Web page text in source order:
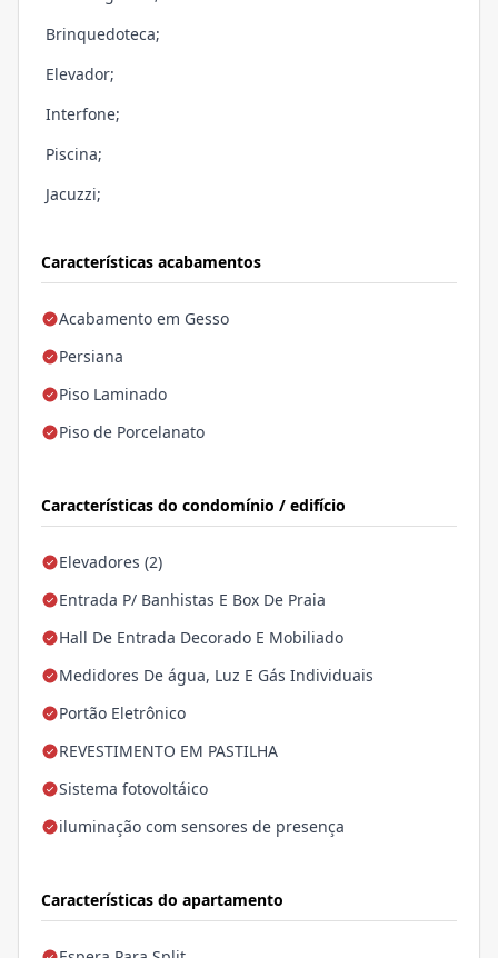
Características acabamentos
Acabamento em Gesso
Persiana
Piso Laminado
Piso de Porcelanato
Características do condomínio / edifício
Elevadores (2)
Entrada P/ Banhistas E Box De Praia
Hall De Entrada Decorado E Mobiliado
Medidores De água, Luz E Gás Individuais
Portão Eletrônico
REVESTIMENTO EM PASTILHA
Sistema fotovoltáico
iluminação com sensores de presença
Características do apartamento
Brinquedoteca;
Elevador;
Interfone;
Piscina;
Jacuzzi;